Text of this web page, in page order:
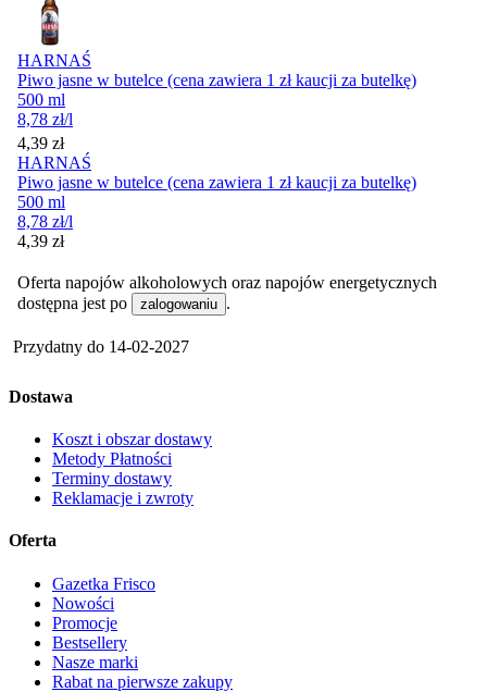
HARNAŚ
Piwo jasne w butelce (cena zawiera 1 zł kaucji za butelkę)
500 ml
8,78 zł/l
Cena
4,39 zł
HARNAŚ
Piwo jasne w butelce (cena zawiera 1 zł kaucji za butelkę)
500 ml
8,78 zł/l
Cena
4,39 zł
Oferta napojów alkoholowych oraz napojów energetycznych
dostępna jest po
zalogowaniu .
Przydatny do 14-02-2027
Dostawa
Koszt i obszar dostawy
Metody Płatności
Terminy dostawy
Reklamacje i zwroty
Oferta
Gazetka Frisco
Nowości
Promocje
Bestsellery
Nasze marki
Rabat na pierwsze zakupy